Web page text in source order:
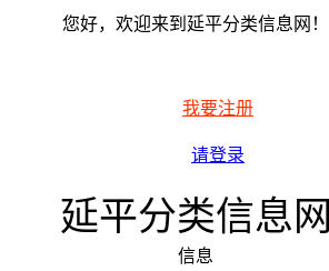
您好，欢迎来到延平分类信息网！
我要注册
请登录
延平分类信息网
信息